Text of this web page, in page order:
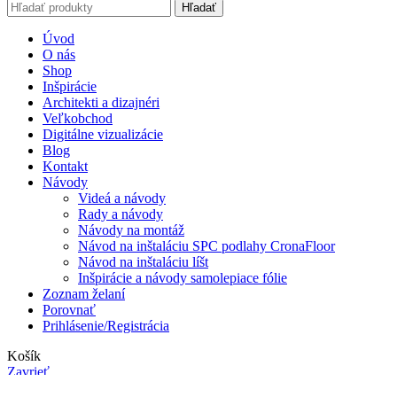
Hľadať
Úvod
O nás
Shop
Inšpirácie
Architekti a dizajnéri
Veľkobchod
Digitálne vizualizácie
Blog
Kontakt
Návody
Videá a návody
Rady a návody
Návody na montáž
Návod na inštaláciu SPC podlahy CronaFloor
Návod na inštaláciu líšt
Inšpirácie a návody samolepiace fólie
Zoznam želaní
Porovnať
Prihlásenie/Registrácia
Košík
Zavrieť